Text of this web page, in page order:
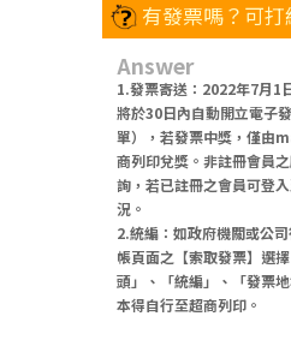
有發票嗎？可打
Answer
1.發票寄送：2022年7月1
將於30日內自動開立電子
單），若發票中獎，僅由
商列印兌獎。非註冊會員
詢，若已註冊之會員可登
況。
2.統編：如政府機關或公
帳頁面之【索取發票】選
頭」、「統編」、「發票
本得自行至超商列印。